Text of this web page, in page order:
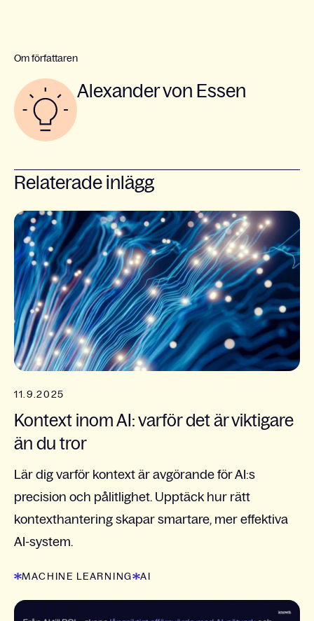
Om författaren
Alexander von Essen
Relaterade inlägg
11.9.2025
Kontext inom AI: varför det är viktigare
än du tror
Lär dig varför kontext är avgörande för AI:s
precision och pålitlighet. Upptäck hur rätt
kontexthantering skapar smartare, mer effektiva
AI-system.
MACHINE LEARNING AI